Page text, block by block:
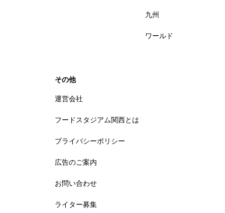
九州
ワールド
その他
運営会社
フードスタジアム関西とは
プライバシーポリシー
広告のご案内
お問い合わせ
ライター募集